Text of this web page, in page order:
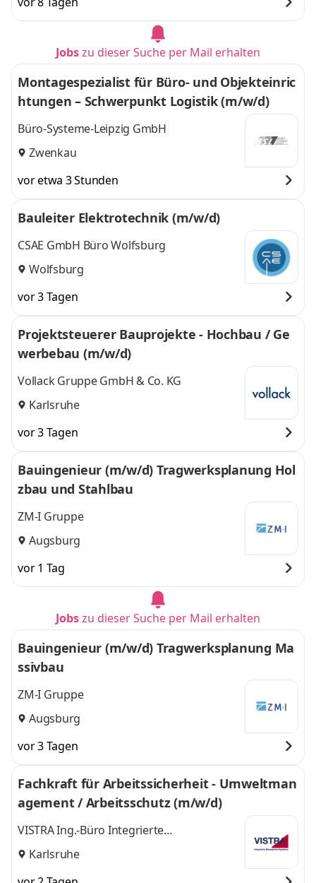
Jobszu dieser Suche per Mail erhalten
Montagespezialist für Büro- und Objekteinric
htungen – Schwerpunkt Logistik (m/w/d)
Büro-Systeme-Leipzig GmbH
Zwenkau
vor etwa 3 Stunden
Bauleiter Elektrotechnik (m/w/d)
CSAE GmbH Büro Wolfsburg
Wolfsburg
vor 3 Tagen
Projektsteuerer Bauprojekte - Hochbau / Ge
werbebau (m/w/d)
Vollack Gruppe GmbH & Co. KG
Karlsruhe
vor 3 Tagen
Bauingenieur (m/w/d) Tragwerksplanung Hol
zbau und Stahlbau
ZM-I Gruppe
Augsburg
vor 1 Tag
Jobszu dieser Suche per Mail erhalten
Bauingenieur (m/w/d) Tragwerksplanung Ma
ssivbau
ZM-I Gruppe
Augsburg
vor 3 Tagen
Fachkraft für Arbeitssicherheit - Umweltman
agement / Arbeitsschutz (m/w/d)
VISTRA Ing.-Büro Integrierte
Managementsysteme
Karlsruhe